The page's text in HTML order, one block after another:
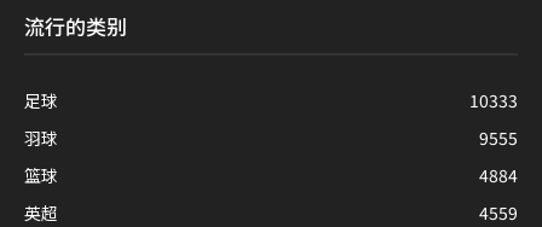
流行的类别
足球
10333
羽球
9555
篮球
4884
英超
4559